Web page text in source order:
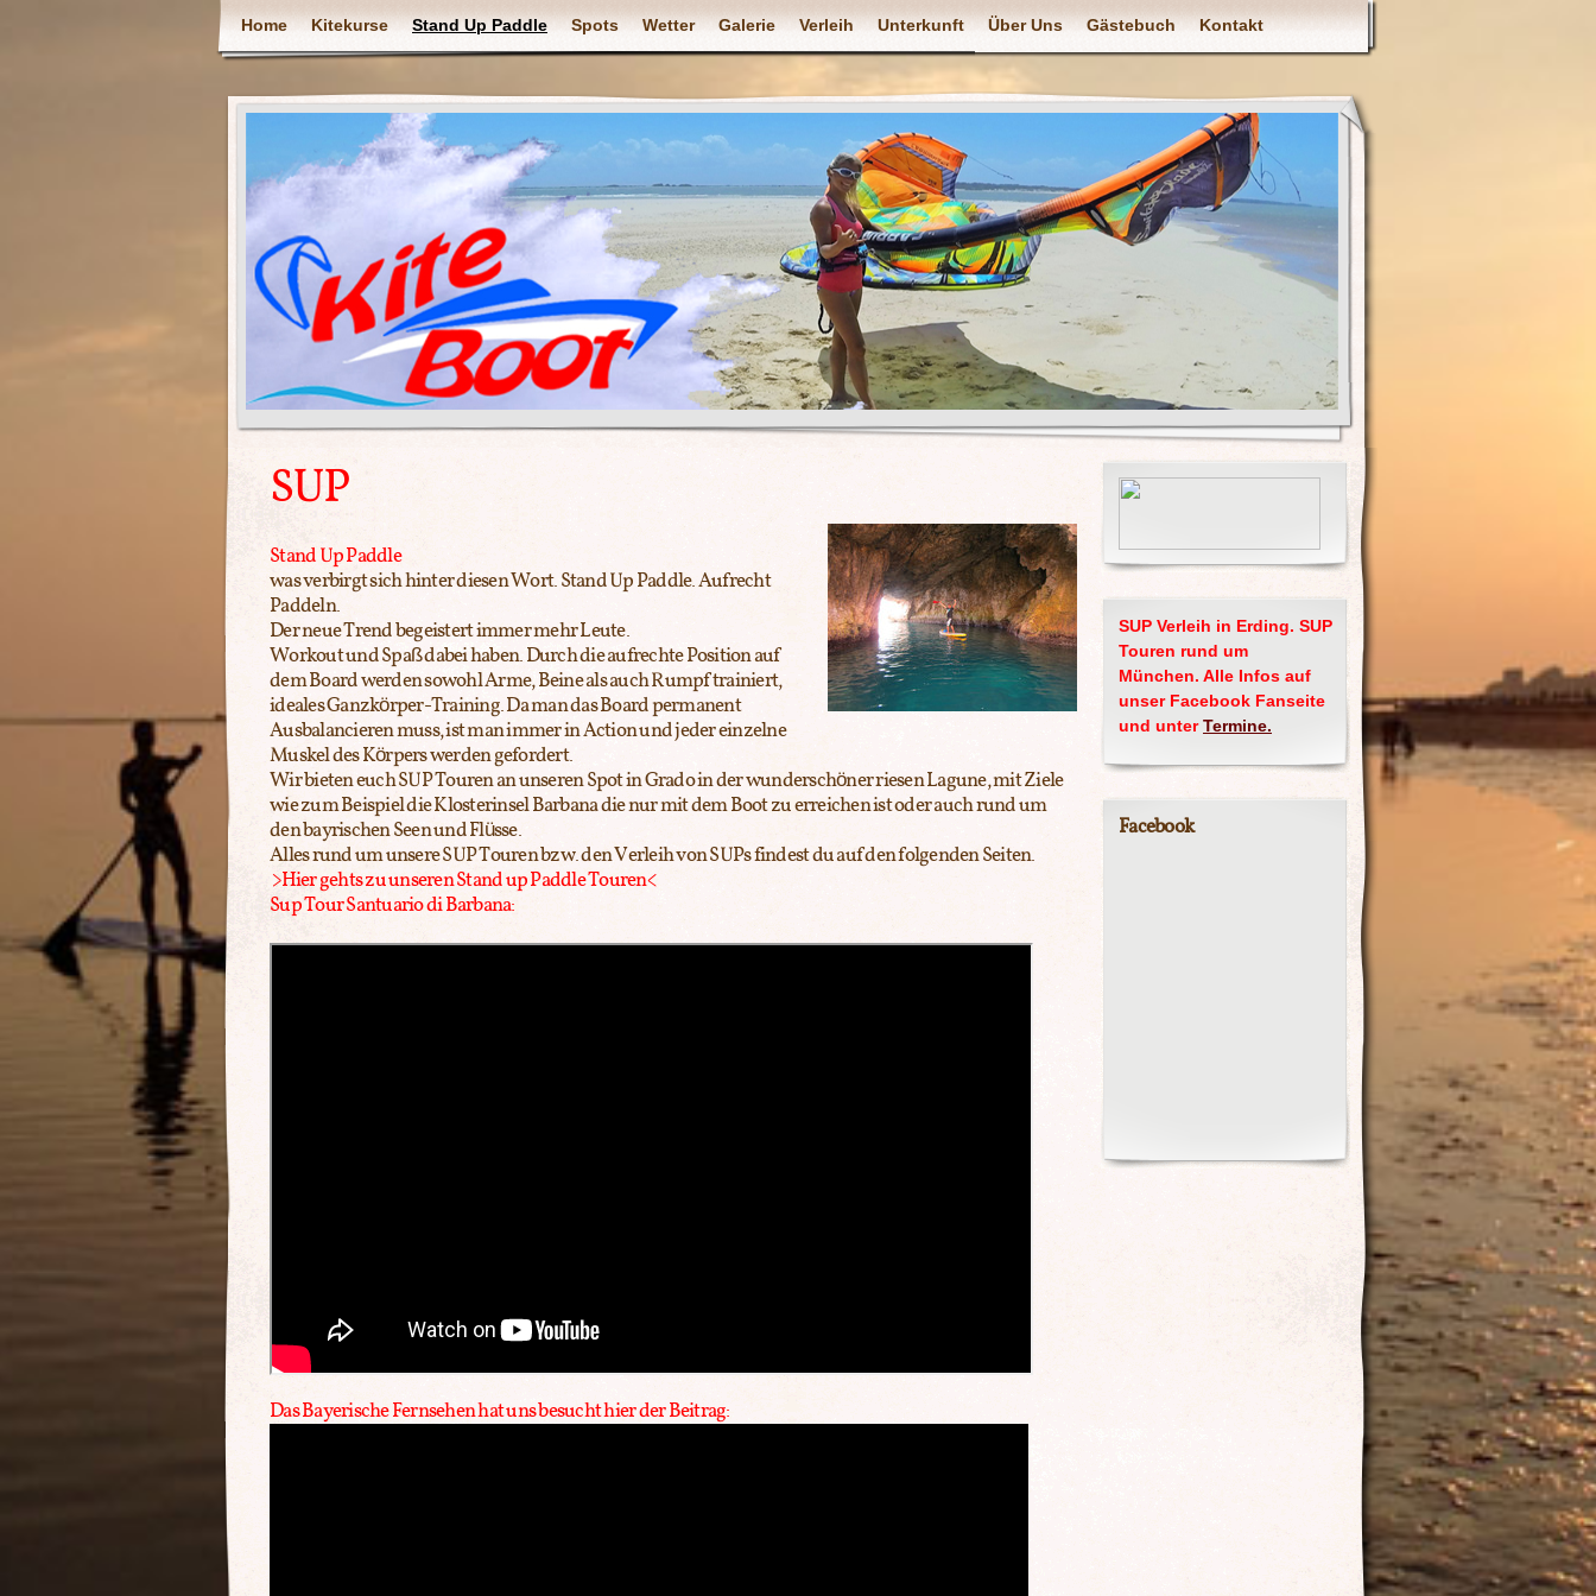
Home Kitekurse Stand Up Paddle Spots Wetter Galerie Verleih Unterkunft Über Uns Gästebuch Kontakt
SUP
Stand Up Paddle
was verbirgt sich hinter diesen Wort. Stand Up Paddle. Aufrecht
Paddeln.
Der neue Trend begeistert immer mehr Leute.
Workout und Spaß dabei haben. Durch die aufrechte Position auf
dem Board werden sowohl Arme, Beine als auch Rumpf trainiert,
ideales Ganzkörper-Training. Da man das Board permanent
Ausbalancieren muss, ist man immer in Action und jeder einzelne
Muskel des Körpers werden gefordert.
Wir bieten euch SUP Touren an unseren Spot in Grado in der wunderschöner riesen Lagune, mit Ziele
wie zum Beispiel die Klosterinsel Barbana die nur mit dem Boot zu erreichen ist oder auch rund um
den bayrischen Seen und Flüsse.
Alles rund um unsere SUP Touren bzw. den Verleih von SUPs findest du auf den folgenden Seiten.
>Hier gehts zu unseren Stand up Paddle Touren<
Sup Tour Santuario di Barbana:
Das Bayerische Fernsehen hat uns besucht hier der Beitrag:
SUP Verleih in Erding. SUP
Touren rund um
München. Alle Infos auf
unser Facebook Fanseite
und unterTermine.
Facebook